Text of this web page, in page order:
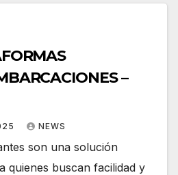
–
NEWS
son una solución
quienes buscan facilidad y